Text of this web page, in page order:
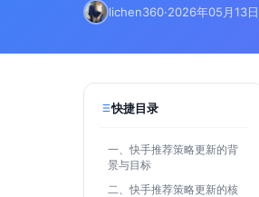
lichen360·2026年05月13日
快捷目录
一、快手推荐策略更新的背
景与目标
二、快手推荐策略更新的核